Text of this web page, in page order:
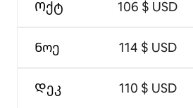
Ოქტ
Ნოე
Დეკ
106 $ USD
114 $ USD
110 $ USD